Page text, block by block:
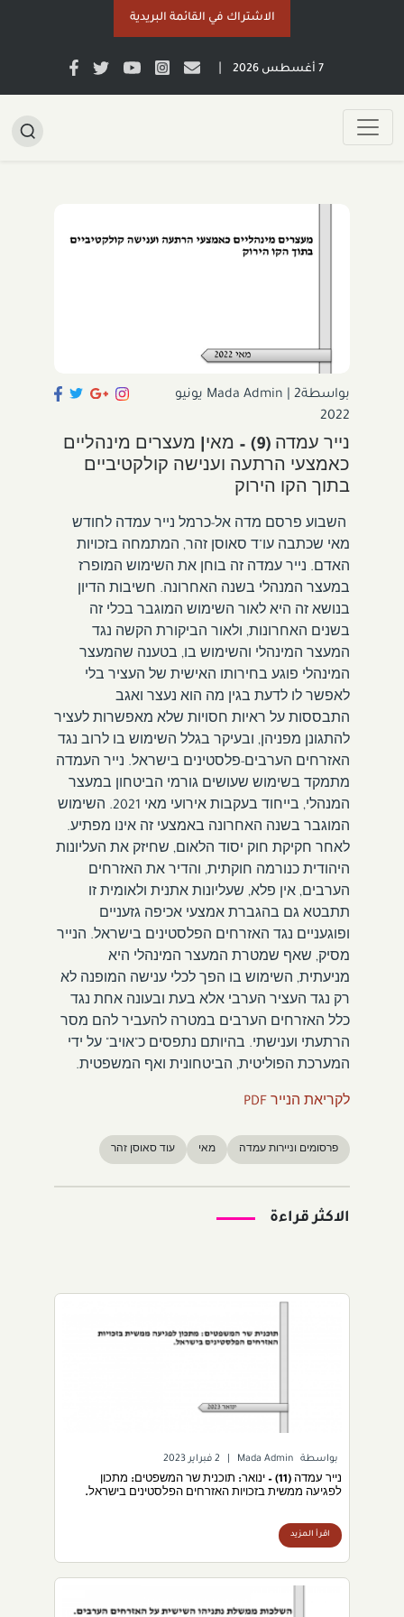
الاشتراك في القائمة البريدية
7 أغسطس 2026
بواسطةMada Admin
2 يونيو
2022
נייר עמדה (9) – מאי| מעצרים מינהליים
כאמצעי הרתעה וענישה קולקטיביים
בתוך הקו הירוק
השבוע פרסם מדה אל-כרמל נייר עמדה לחודש
מאי שכתבה עו"ד סאוסן זהר, המתמחה בזכויות
האדם. נייר עמדה זה בוחן את השימוש המופרז
במעצר המנהלי בשנה האחרונה. חשיבות הדיון
בנושא זה היא לאור השימוש המוגבר בכלי זה
בשנים האחרונות, ולאור הביקורת הקשה נגד
המעצר המינהלי והשימוש בו, בטענה שהמעצר
המינהלי פוגע בחירותו האישית של העציר בלי
לאפשר לו לדעת בגין מה הוא נעצר ואגב
התבססות על ראיות חסויות שלא מאפשרות לעציר
להתגונן מפניהן, ובעיקר בגלל השימוש בו לרוב נגד
האזרחים הערבים-פלסטינים בישראל. נייר העמדה
מתמקד בשימוש שעושים גורמי הביטחון במעצר
המנהלי, בייחוד בעקבות אירועי מאי 2021. השימוש
המוגבר בשנה האחרונה באמצעי זה אינו מפתיע.
לאחר חקיקת חוק יסוד הלאום, שחיזק את העליונות
היהודית כנורמה חוקתית, והדיר את האזרחים
הערבים, אין פלא, שעליונות אתנית ולאומית זו
תתבטא גם בהגברת אמצעי אכיפה גזעניים
ופוגעניים נגד האזרחים הפלסטינים בישראל. הנייר
מסיק, שאף שמטרת המעצר המינהלי היא
מניעתית, השימוש בו הפך לכלי ענישה המופנה לא
רק נגד העציר הערבי אלא בעת ובעונה אחת נגד
כלל האזרחים הערבים במטרה להעביר להם מסר
הרתעתי וענישתי. בהיותם נתפסים כ"אויב" על ידי
המערכת הפוליטית, הביטחונית ואף המשפטית.
לקריאת הנייר PDF
פרסומים וניירות עמדה מאי עוד סאוסן זהר
الاكثر قراءة
بواسطة Mada Admin 2 فبراير 2023
נייר עמדה (11) – ינואר: תוכנית שר המשפטים: מתכון
לפגיעה ממשית בזכויות האזרחים הפלסטינים בישראל.
اقرأ المزيد